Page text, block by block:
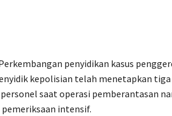
penyidikan kasus
kepolisian telah menetapkan
saat operasi pemberantasan
intensif.